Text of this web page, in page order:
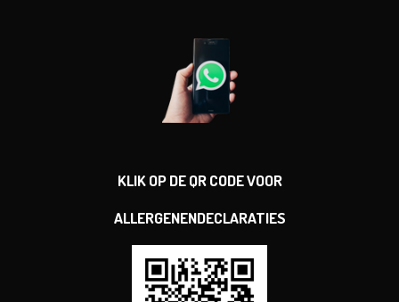
KLIK OP DE QR CODE VOOR
ALLERGENENDECLARATIES